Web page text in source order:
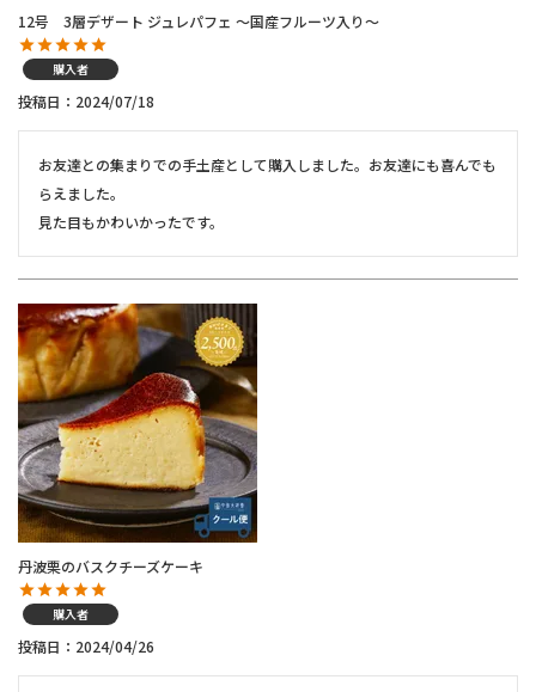
12号 3層デザート ジュレパフェ ～国産フルーツ入り～
購入者
投稿日 2024/07/18
お友達との集まりでの手土産として購入しました。お友達にも喜んでも
らえました。
見た目もかわいかったです。
丹波栗のバスクチーズケーキ
購入者
投稿日 2024/04/26